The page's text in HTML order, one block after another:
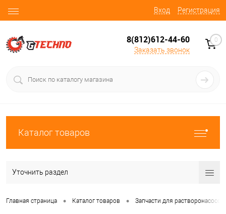
Вход Регистрация
8(812)612-44-60
Заказать звонок
0
Каталог товаров
Уточнить раздел
Главная страница • Каталог товаров • Запчасти для растворонасосов